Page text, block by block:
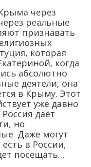
через
реальные
признавать
которая
когда
абсолютно
деятели, она
в Крыму. Этот
уже давно
даёт
но
Даже могут
в России,
посещать…